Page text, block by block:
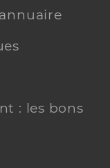
: les bons